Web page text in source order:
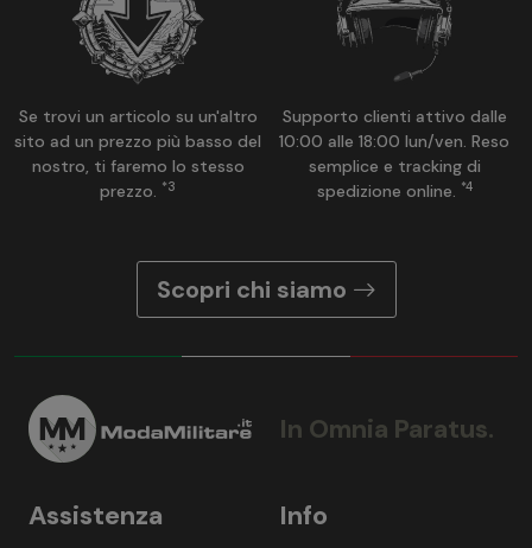
Se trovi un articolo su un'altro
sito ad un prezzo più basso del
nostro, ti faremo lo stesso
prezzo. *3
Supporto clienti attivo dalle
10:00 alle 18:00 lun/ven. Reso
semplice e tracking di
spedizione online. *4
Scopri chi siamo
In Omnia Paratus.
Info
Assistenza